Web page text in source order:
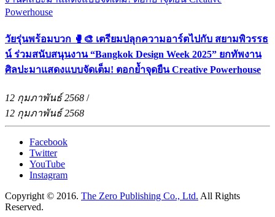
วัยรุ่นพร้อมบวก 🥊🎨 เตรียมปลุกความอาร์ตไปกับ สยามพิวรรธ
น์ ร่วมสนับสนุนงาน “Bangkok Design Week 2025” ยกทัพงาน
ศิลปะมาแสดงแบบจัดเต็ม! ตอกย้ำจุดยืน Creative Powerhouse
12 กุมภาพันธ์ 2568 /
12 กุมภาพันธ์ 2568
Facebook
Twitter
YouTube
Instagram
Copyright © 2016. The Zero Publishing Co., Ltd. All Rights
Reserved.